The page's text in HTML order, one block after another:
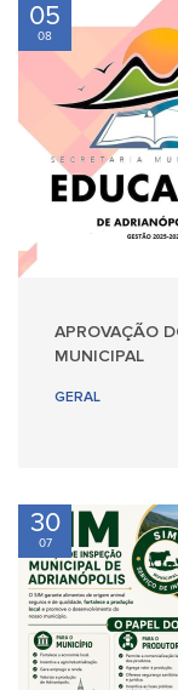
05
08
APROVAÇÃO
MUNICIPAL
GERAL
30
07